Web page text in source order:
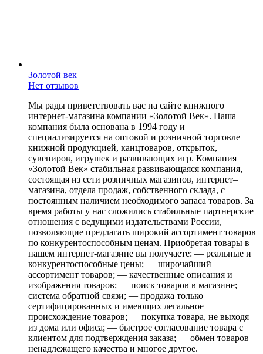
Золотой век
Нет отзывов
Мы рады приветствовать вас на сайте книжного
интернет-магазина компании «Золотой Век». Наша
компания была основана в 1994 году и
специализируется на оптовой и розничной торговле
книжной продукцией, канцтоваров, открыток,
сувениров, игрушек и развивающих игр. Компания
«Золотой Век» стабильная развивающаяся компания,
состоящая из сети розничных магазинов, интернет–
магазина, отдела продаж, собственного склада, c
постоянным наличием необходимого запаса товаров. За
время работы у нас сложились стабильные партнерские
отношения с ведущими издательствами России,
позволяющие предлагать широкий ассортимент товаров
по конкурентоспособным ценам. Приобретая товары в
нашем интернет-магазине вы получаете: — реальные и
конкурентоспособные цены; — широчайший
ассортимент товаров; — качественные описания и
изображения товаров; — поиск товаров в магазине; —
система обратной связи; — продажа только
сертифицированных и имеющих легальное
происхождение товаров; — покупка товара, не выходя
из дома или офиса; — быстрое согласование товара с
клиентом для подтверждения заказа; — обмен товаров
ненадлежащего качества и многое другое.